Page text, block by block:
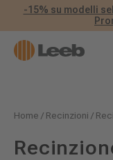
-15% su modelli
Home / Recinzioni /